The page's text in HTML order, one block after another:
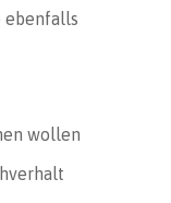
ebenfalls
wollen